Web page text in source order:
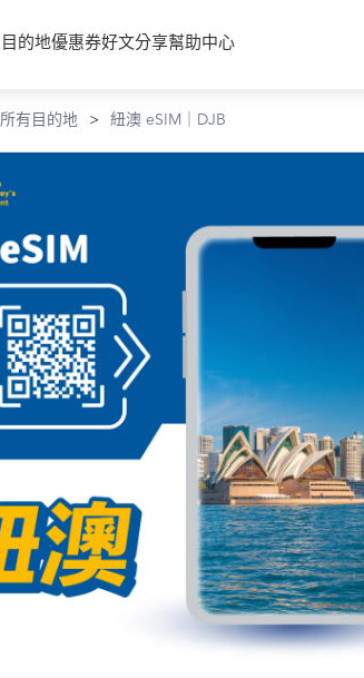
目的地優惠券好文分享幫助中心
所有目的地 > 紐澳 eSIM｜DJB